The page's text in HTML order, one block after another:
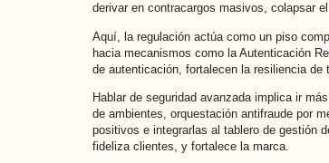
derivar en contracargos masivos, colapsar
Aquí, la regulación actúa como un piso
hacia mecanismos como la Autenticación
de autenticación, fortalecen la resiliencia de
Hablar de seguridad avanzada implica ir
de ambientes, orquestación antifraude por
positivos e integrarlas al tablero de gestión
fideliza clientes, y fortalece la marca.